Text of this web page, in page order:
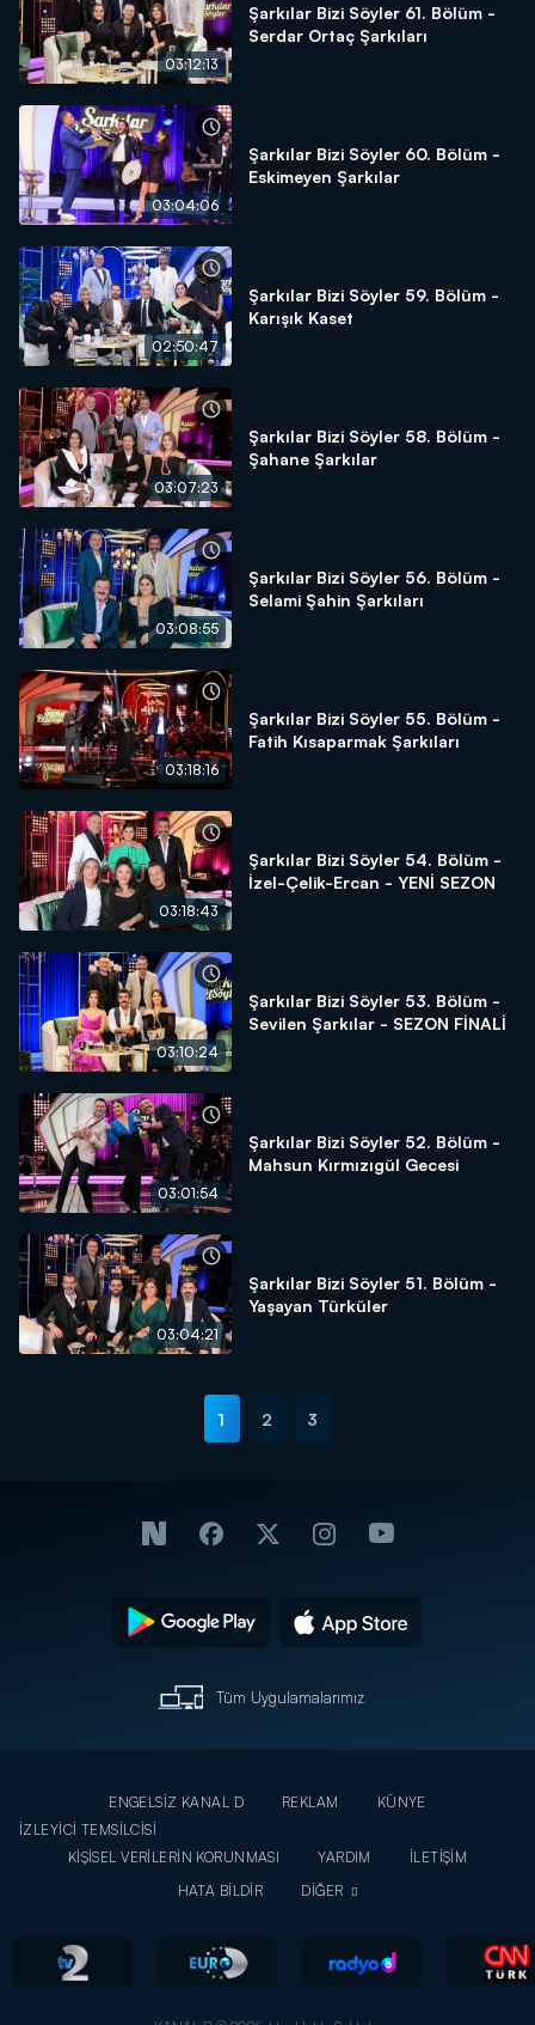
03:12:13
Şarkılar Bizi Söyler 61. Bölüm -
Serdar Ortaç Şarkıları
03:04:06
Şarkılar Bizi Söyler 60. Bölüm -
Eskimeyen Şarkılar
02:50:47
Şarkılar Bizi Söyler 59. Bölüm -
Karışık Kaset
03:07:23
Şarkılar Bizi Söyler 58. Bölüm -
Şahane Şarkılar
03:08:55
Şarkılar Bizi Söyler 56. Bölüm -
Selami Şahin Şarkıları
03:18:16
Şarkılar Bizi Söyler 55. Bölüm -
Fatih Kısaparmak Şarkıları
03:18:43
Şarkılar Bizi Söyler 54. Bölüm -
İzel-Çelik-Ercan - YENİ SEZON
03:10:24
Şarkılar Bizi Söyler 53. Bölüm -
Sevilen Şarkılar - SEZON FİNALİ
03:01:54
Şarkılar Bizi Söyler 52. Bölüm -
Mahsun Kırmızıgül Gecesi
03:04:21
Şarkılar Bizi Söyler 51. Bölüm -
Yaşayan Türküler
1 2 3
Tüm Uygulamalarımız
ENGELSİZ KANAL D REKLAM
KÜNYE
İZLEYİCİ TEMSİLCİSİ
KİŞİSEL VERİLERİN KORUNMASI
YARDIM
İLETİŞİM
HATA BİLDİR
DİĞER